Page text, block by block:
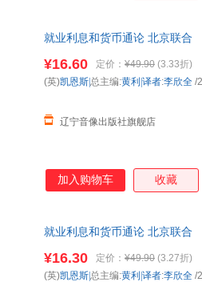
业、利息和货币通论》”作为“
就业利息和货币通论 北京联合
¥16.60 定价： ¥49.90 (3.33折)
辽宁音像出版社旗舰店
(英)凯恩斯|总主编:黄利|译者:李欣全 /
加入购物车 收藏
就业利息和货币通论 北京联合
¥16.30 定价： ¥49.90 (3.27折)
(英)凯恩斯|总主编:黄利|译者:李欣全 /